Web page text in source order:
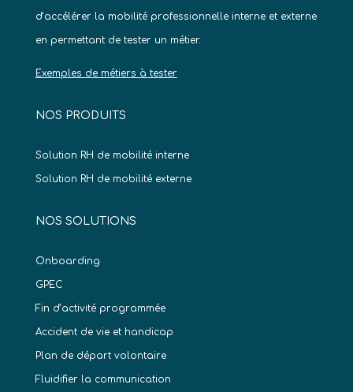
d’accélérer la mobilité professionnelle interne et externe
en permettant de tester un métier.
Exemples de métiers à tester
NOS PRODUITS
Solution RH de mobilité interne
Solution RH de mobilité externe
NOS SOLUTIONS
Onboarding
GPEC
Fin d’activité programmée
Accident de vie et handicap
Plan de départ volontaire
Fluidifier la communication